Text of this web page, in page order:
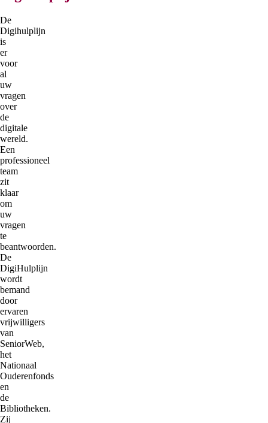
De
Digihulplijn
is
er
voor
al
uw
vragen
over
de
digitale
wereld.
Een
professioneel
team
zit
klaar
om
uw
vragen
te
beantwoorden.
De
DigiHulplijn
wordt
bemand
door
ervaren
vrijwilligers
van
SeniorWeb,
het
Nationaal
Ouderenfonds
en
de
Bibliotheken.
Zij